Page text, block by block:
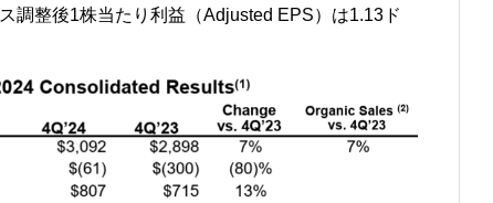
調整後1株当たり利益（Adjusted EPS）は1.13ド